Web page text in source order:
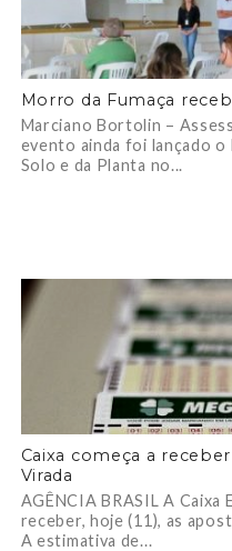
Morro da Fumaça
Marciano Bortolin –
evento ainda foi lançado o
Solo e da Planta no...
Caixa começa a
Virada
AGÊNCIA BRASIL A Caixa
receber, hoje (11), as
A estimativa de...